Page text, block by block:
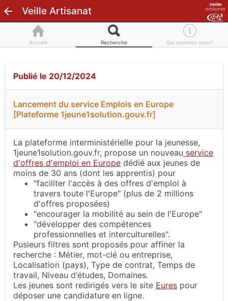
Veille Artisanat
Accueil Recherche Qui sommes-nous?
Publié le 20/12/2024
Lancement du service Emplois en Europe
[Plateforme 1jeune1solution.gouv.fr]
La plateforme interministérielle pour la jeunesse,
1jeune1solution.gouv.fr, propose un nouveau service
d'offres d'emploi en Europe dédié aux jeunes de
moins de 30 ans (dont les apprentis) pour
"faciliter l'accès à des offres d'emploi à
travers toute l'Europe" (plus de 2 millions
d'offres proposées)
"encourager la mobilité au sein de l'Europe"
"développer des compétences
professionnelles et interculturelles".
Pusieurs filtres sont proposés pour affiner la
recherche : Métier, mot-clé ou entreprise,
Localisation (pays), Type de contrat, Temps de
travail, Niveau d‘études, Domaines.
Les jeunes sont redirigés vers le site Eures pour
déposer une candidature en ligne.